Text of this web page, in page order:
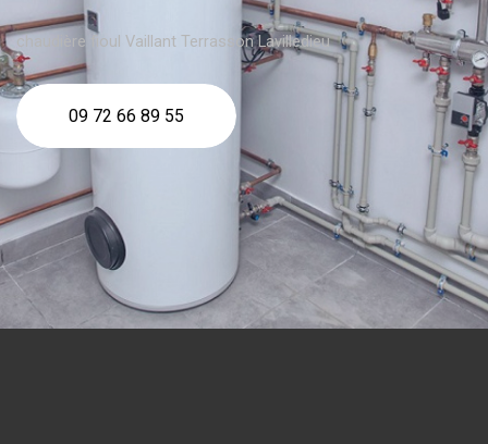
chaudière fioul Vaillant Terrasson Lavilledieu
09 72 66 89 55